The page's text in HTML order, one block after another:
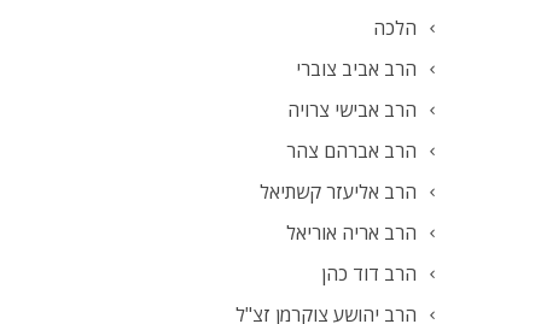
הלכה
הרב אביב צוברי
הרב אבישי צרויה
הרב אברהם צהר
הרב אליעזר קשתיאל
הרב אריה אוריאל
הרב דוד כהן
הרב יהושע צוקרמן זצ"ל